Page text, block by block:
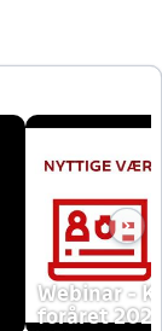
Webinar -
foråret